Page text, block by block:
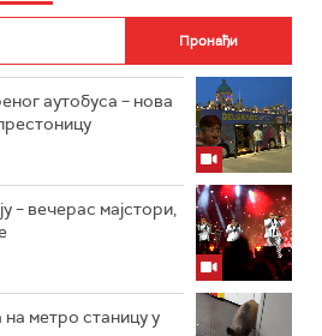
аутобуса – нова
– вечерас мајстори,
метро станицу у